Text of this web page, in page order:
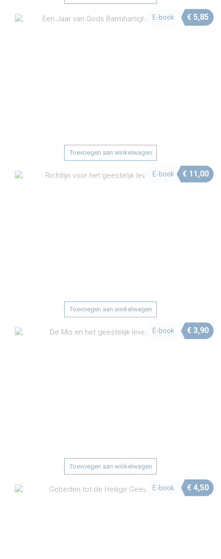
E-book € 5,85
Toevoegen aan winkelwagen
E-book € 11,00
Toevoegen aan winkelwagen
E-book € 3,90
Toevoegen aan winkelwagen
E-book € 4,50